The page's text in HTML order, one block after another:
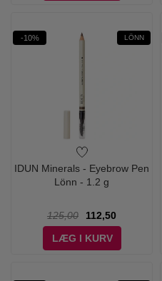
-10% LÖNN
IDUN Minerals - Eyebrow Pen
Lönn - 1.2 g
125,00
112,50
LÆG I KURV